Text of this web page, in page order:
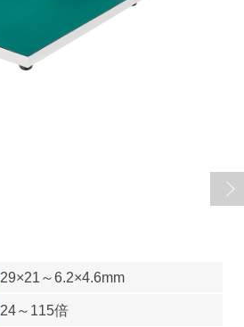
29×21～6.2×4.6mm
24～115倍